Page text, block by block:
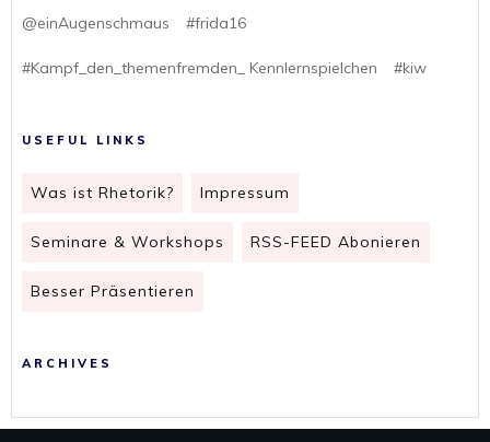
@einAugenschmaus #frida16
#Kampf_den_themenfremden_ Kennlernspielchen #kiw
USEFUL LINKS
Was ist Rhetorik? Impressum
Seminare & Workshops RSS-FEED Abonieren
Besser Präsentieren
ARCHIVES